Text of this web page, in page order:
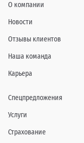
О компании
Новости
Отзывы клиентов
Наша команда
Карьера
Спецпредложения
Услуги
Страхование